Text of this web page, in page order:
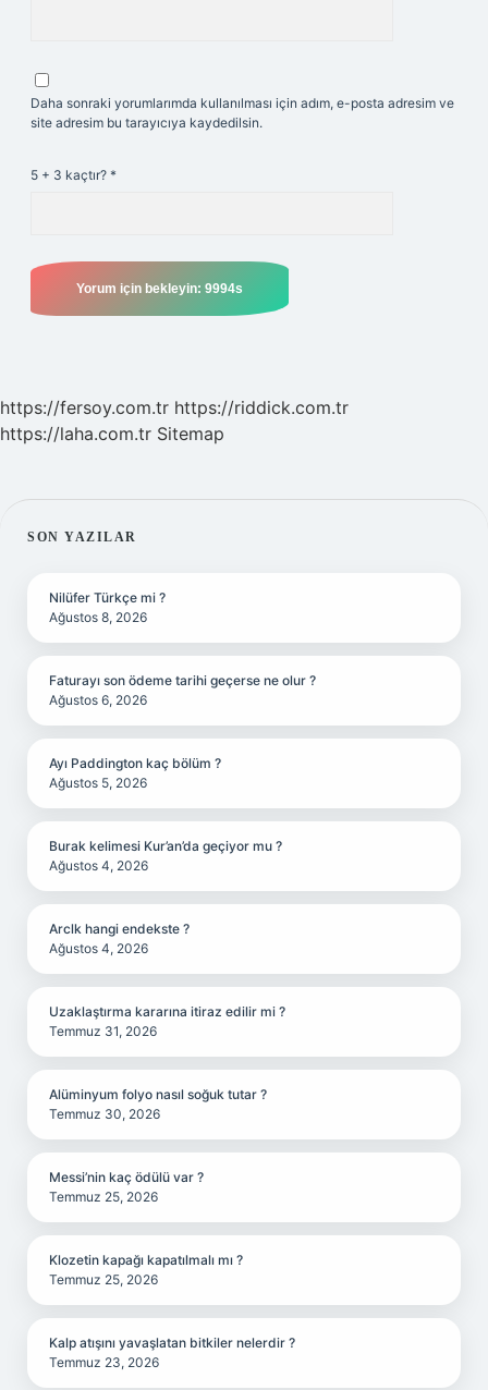
Daha sonraki yorumlarımda kullanılması için adım, e-posta adresim ve
site adresim bu tarayıcıya kaydedilsin.
5 + 3 kaçtır? *
https://fersoy.com.tr https://riddick.com.tr
https://laha.com.tr Sitemap
SIDEBAR
SON YAZILAR
Nilüfer Türkçe mi ?
Ağustos 8, 2026
Faturayı son ödeme tarihi geçerse ne olur ?
Ağustos 6, 2026
Ayı Paddington kaç bölüm ?
Ağustos 5, 2026
Burak kelimesi Kur’an’da geçiyor mu ?
Ağustos 4, 2026
Arclk hangi endekste ?
Ağustos 4, 2026
Uzaklaştırma kararına itiraz edilir mi ?
Temmuz 31, 2026
Alüminyum folyo nasıl soğuk tutar ?
Temmuz 30, 2026
Messi’nin kaç ödülü var ?
Temmuz 25, 2026
Klozetin kapağı kapatılmalı mı ?
Temmuz 25, 2026
Kalp atışını yavaşlatan bitkiler nelerdir ?
Temmuz 23, 2026